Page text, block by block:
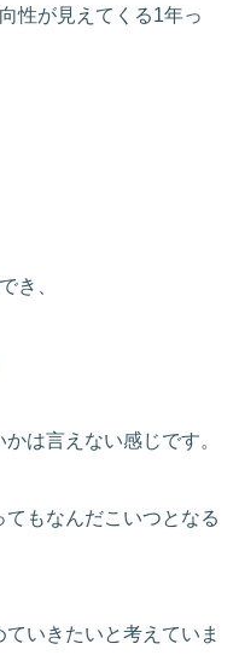
性が見えてくる1年っ
き、
は言えない感じです。
もなんだこいつとなる
いきたいと考えていま